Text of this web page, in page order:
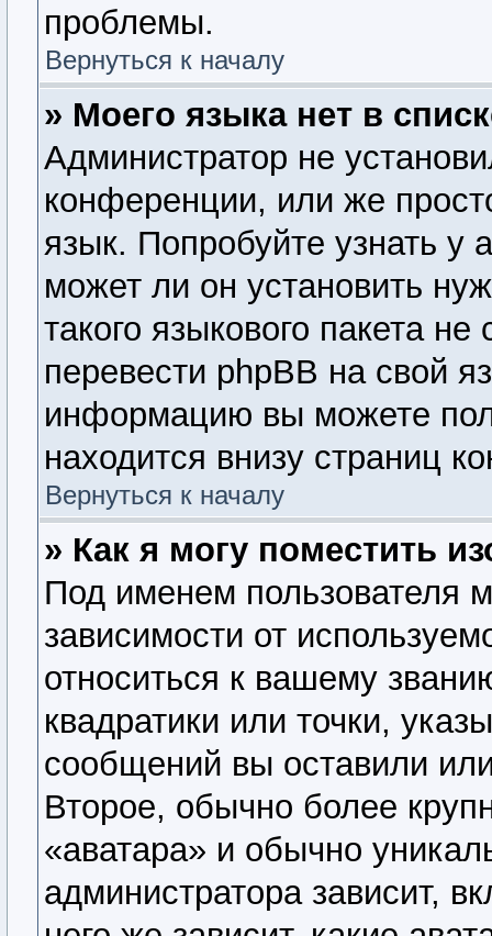
проблемы.
Вернуться к началу
» Моего языка нет в
Администратор не
конференции, или же
язык. Попробуйте узнать у
может ли он установить
такого языкового пакета
перевести phpBB на свой
информацию вы можете
находится внизу страниц
Вернуться к началу
» Как я могу поместить
Под именем пользователя
зависимости от
относиться к вашему
квадратики или точки,
сообщений вы оставили
Второе, обычно более
«аватара» и обычно
администратора зависит,